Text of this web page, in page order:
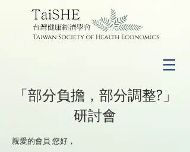
「部分負擔，部分調整?」
研討會
親愛的會員 您好，